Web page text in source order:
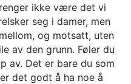
ikke være det vi
seg i damer, men
og motsatt, uten
av den grunn. Føler du
av. Det er bare du som
det godt å ha noe å